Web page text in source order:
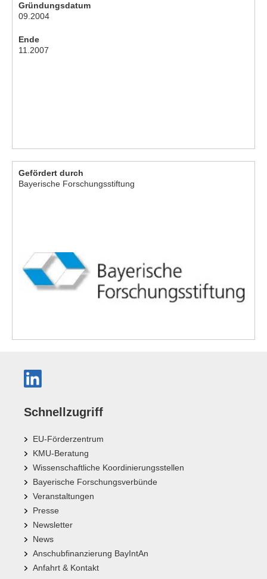
Gründungsdatum
09.2004
Ende
11.2007
Gefördert durch
Bayerische Forschungsstiftung
Schnellzugriff
EU-Förderzentrum
KMU-Beratung
Wissenschaftliche Koordinierungsstellen
Bayerische Forschungsverbünde
Veranstaltungen
Presse
Newsletter
News
Anschubfinanzierung BayIntAn
Anfahrt & Kontakt